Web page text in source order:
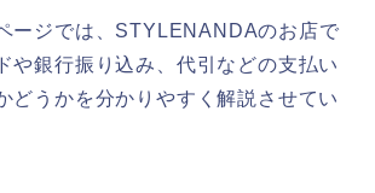
ージでは、STYLENANDAのお店で
や銀行振り込み、代引などの支払い
どうかを分かりやすく解説させてい